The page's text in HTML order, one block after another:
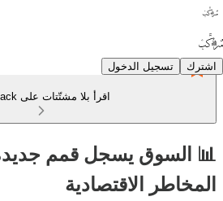
اشترك تسجيل الدخول
اقرأ بلا مشتّتات على Substack
📊 السوق يسجل قمم
المخاطر الاقتصادية